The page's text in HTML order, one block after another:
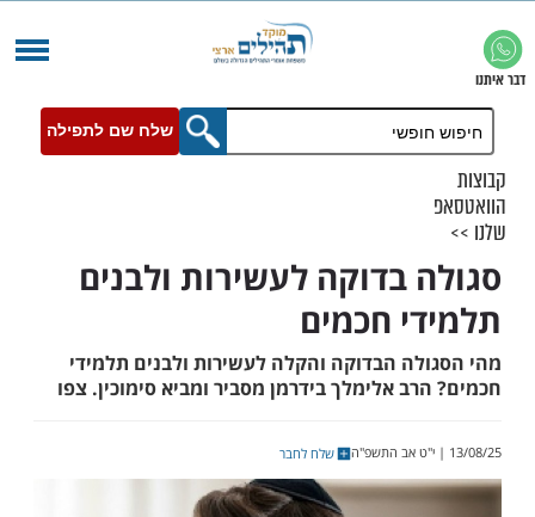
שלח שם לתפילה
בדוקה לעשירות ולבנים
חכמים
הבדוקה והקלה לעשירות ולבנים תלמידי
אלימלך בידרמן מסביר ומביא סימוכין. צפו